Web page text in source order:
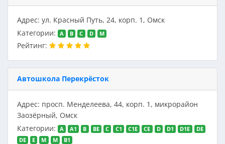
Адрес: ул. Красный Путь, 24, корп. 1, Омск
Категории:
A B C D M
Рейтинг:
Автошкола Перекрёсток
Адрес: просп. Менделеева, 44, корп. 1, микрорайон
Заозёрный, Омск
Категории:
A A1 B BE C C1 C1E CE D D1 D1E
DE
DE
E M M В1